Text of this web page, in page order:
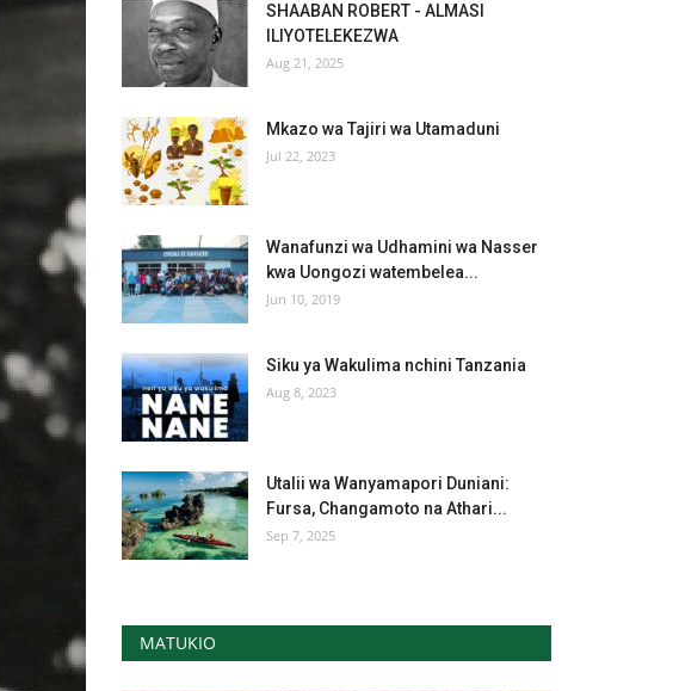
SHAABAN ROBERT - ALMASI
ILIYOTELEKEZWA
Aug 21, 2025
Mkazo wa Tajiri wa Utamaduni
Jul 22, 2023
Wanafunzi wa Udhamini wa Nasser
kwa Uongozi watembelea...
Jun 10, 2019
Siku ya Wakulima nchini Tanzania
Aug 8, 2023
Utalii wa Wanyamapori Duniani:
Fursa, Changamoto na Athari...
Sep 7, 2025
MATUKIO